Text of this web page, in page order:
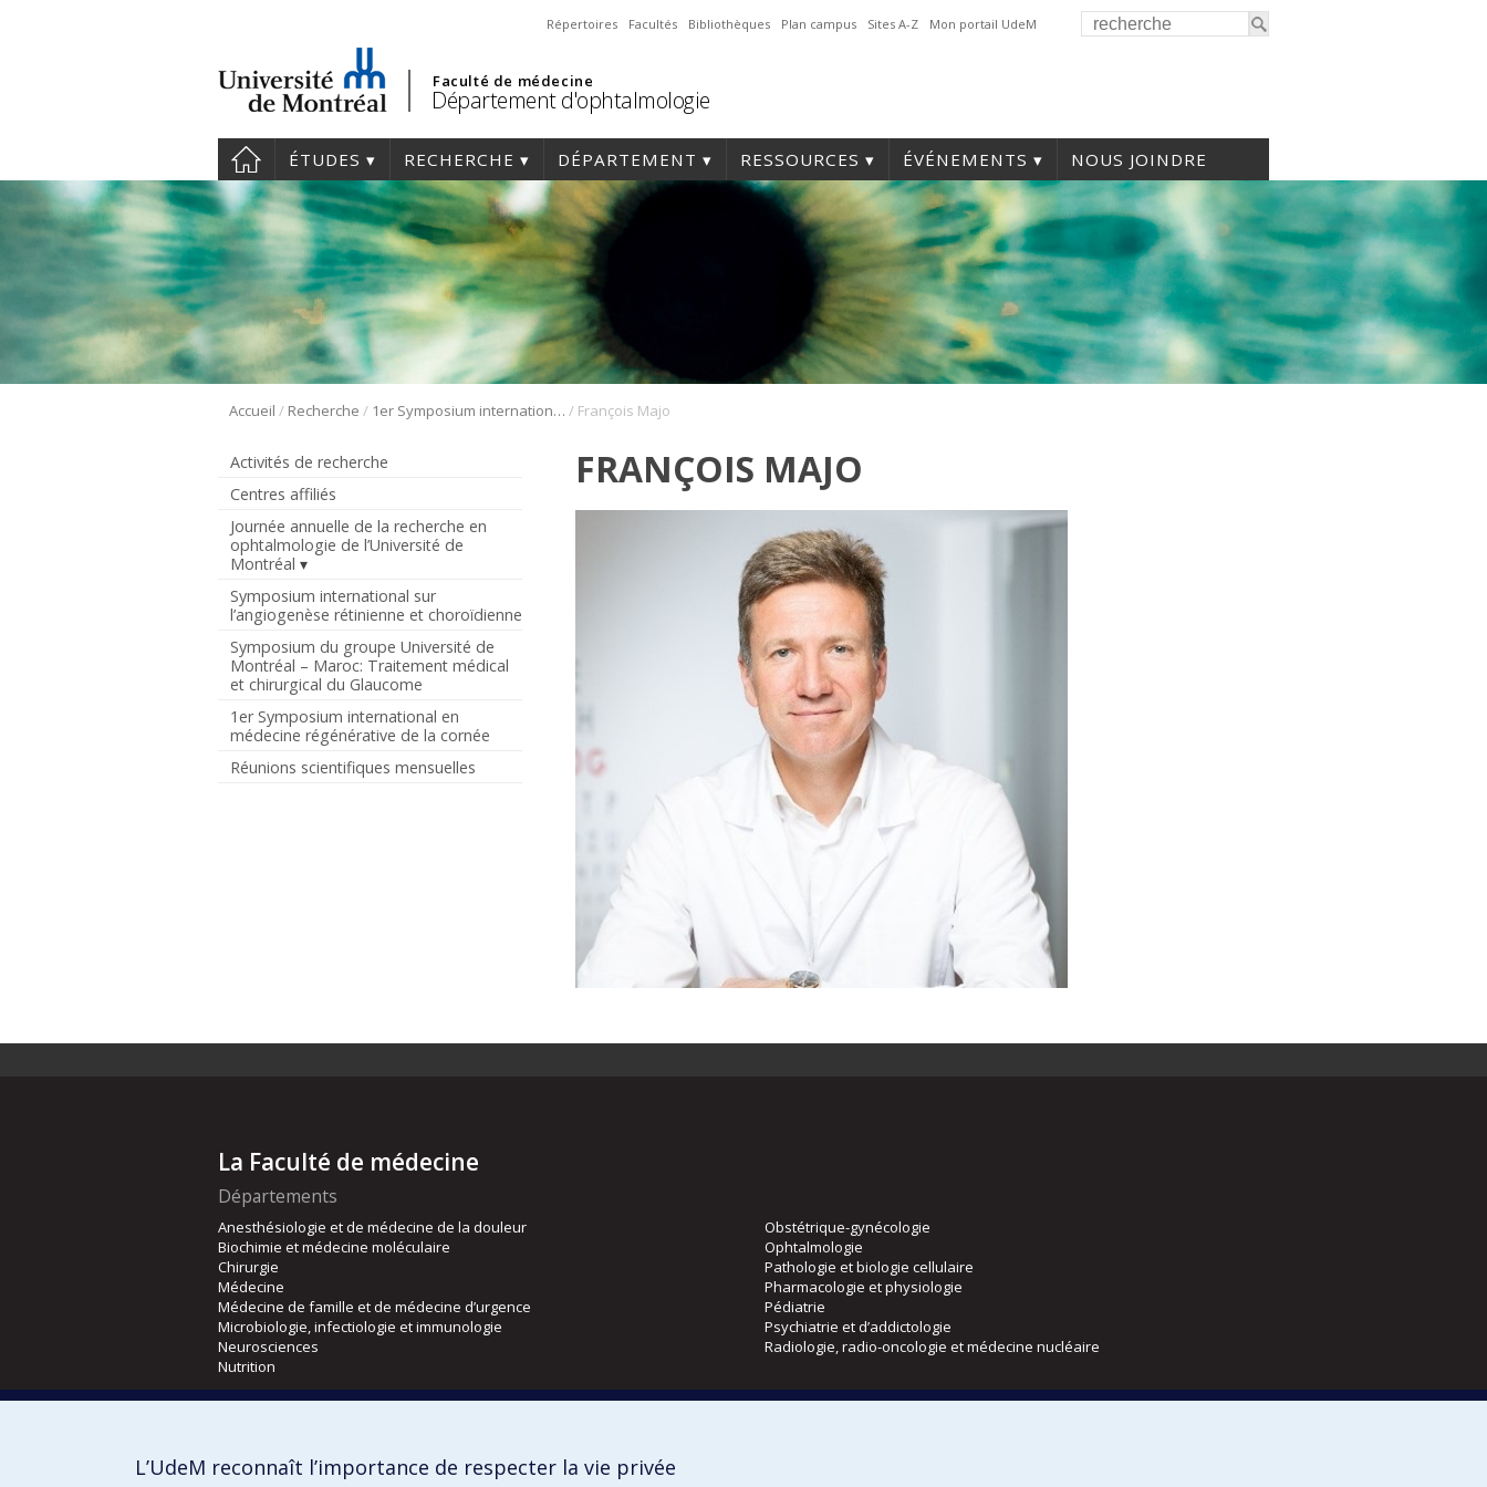
Répertoires Facultés Bibliothèques Plan campus Sites A-Z Mon portail UdeM
Faculté de médecine
Département d'ophtalmologie
ÉTUDES RECHERCHE DÉPARTEMENT RESSOURCES ÉVÉNEMENTS NOUS JOINDRE
Accueil / Recherche / 1er Symposium international en médecine régénérative de la cornée / François Majo
Activités de recherche
Centres affiliés
Journée annuelle de la recherche en
ophtalmologie de l’Université de
Montréal
Symposium international sur
l’angiogenèse rétinienne et choroïdienne
Symposium du groupe Université de
Montréal – Maroc: Traitement médical
et chirurgical du Glaucome
1er Symposium international en
médecine régénérative de la cornée
Réunions scientifiques mensuelles
FRANÇOIS MAJO
La Faculté de médecine
Départements
Anesthésiologie et de médecine de la douleur
Biochimie et médecine moléculaire
Chirurgie
Médecine
Médecine de famille et de médecine d’urgence
Microbiologie, infectiologie et immunologie
Neurosciences
Nutrition
Obstétrique-gynécologie
Ophtalmologie
Pathologie et biologie cellulaire
Pharmacologie et physiologie
Pédiatrie
Psychiatrie et d’addictologie
Radiologie, radio-oncologie et médecine nucléaire
Orthophonie et audiologie
L’UdeM reconnaît l’importance de respecter la vie privée